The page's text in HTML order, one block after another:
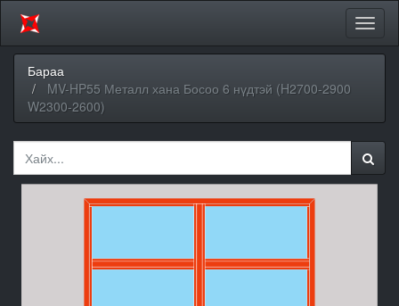
Бараа
MV-HP55 Металл хана Босоо 6 нүдтэй (H2700-2900
W2300-2600)